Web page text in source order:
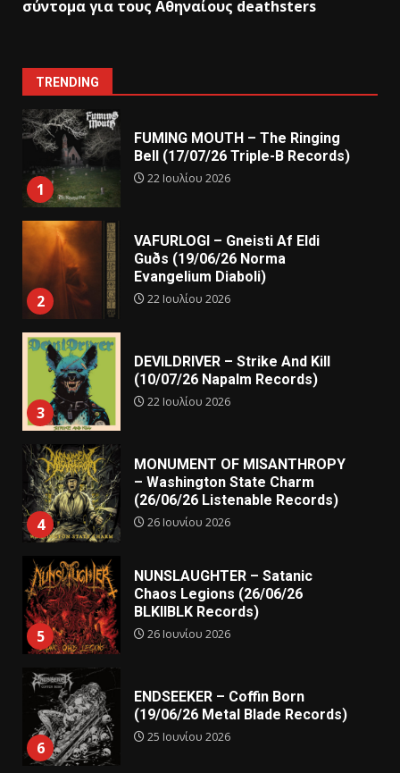
σύντομα για τους Αθηναίους deathsters
TRENDING
1
FUMING MOUTH – The Ringing
Bell (17/07/26 Triple-B Records)
22 Ιουλίου 2026
2
VAFURLOGI – Gneisti Af Eldi
Guðs (19/06/26 Norma
Evangelium Diaboli)
22 Ιουλίου 2026
3
DEVILDRIVER – Strike And Kill
(10/07/26 Napalm Records)
22 Ιουλίου 2026
4
MONUMENT OF MISANTHROPY
– Washington State Charm
(26/06/26 Listenable Records)
26 Ιουνίου 2026
5
NUNSLAUGHTER – Satanic
Chaos Legions (26/06/26
BLKIIBLK Records)
26 Ιουνίου 2026
6
ENDSEEKER – Coffin Born
(19/06/26 Metal Blade Records)
25 Ιουνίου 2026